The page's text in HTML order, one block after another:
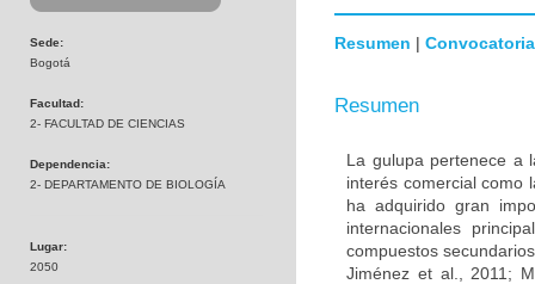
Sede:
Bogotá
Facultad:
2- FACULTAD DE CIENCIAS
Dependencia:
2- DEPARTAMENTO DE BIOLOGÍA
Lugar:
2050
Resumen | Convocatoria
Resumen
La gulupa pertenece a
interés comercial como
ha adquirido gran
internacionales
compuestos
Jiménez et al., 2011;